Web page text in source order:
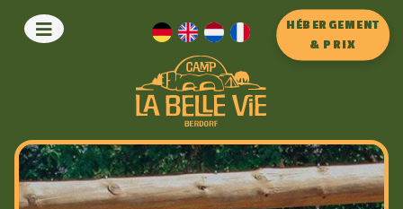
HÉBERGEMENT
& PRIX